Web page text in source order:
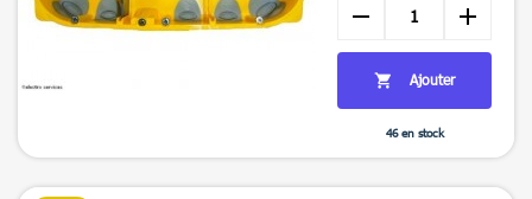

remove add
 Ajouter
46 en stock